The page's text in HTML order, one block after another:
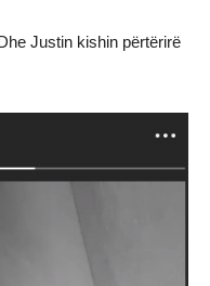
Justin kishin përtërirë